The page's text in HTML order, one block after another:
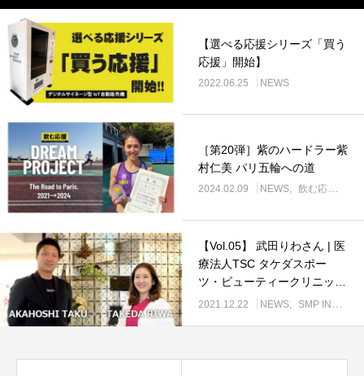
【選べる応援シリーズ「買う
応援」開始】
2022.06.25 NEWS
［第20弾］紫のハードラー紫
村仁美 パリ五輪への道
2024.02.09 NEWS 飲む応援 DREAM PROJECT
【Vol.05】 武田りわさん | 医
療法人TSC タケダスポー
ツ・ビューティークリニック
皮膚科・美容皮膚科 医師
2021.12.22 NEWS SMP INTERVIEW